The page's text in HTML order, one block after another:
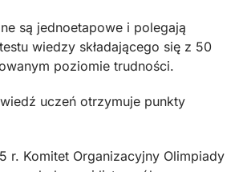
są jednoetapowe i polegają
wiedzy składającego się z 50
poziomie trudności.
uczeń otrzymuje punkty
r. Komitet Organizacyjny Olimpiady